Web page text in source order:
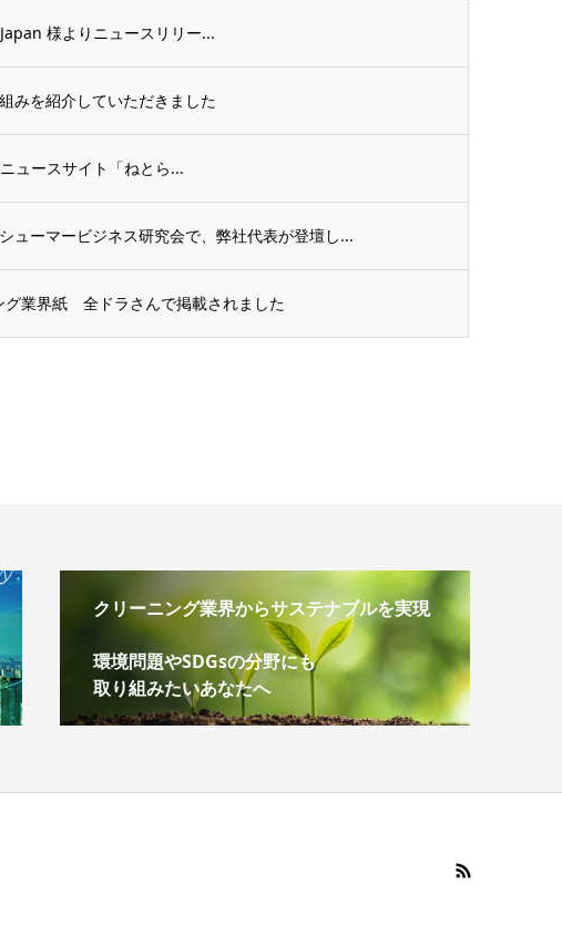
様よりニュースリリー...
みを紹介していただきました
ュースサイト「ねとら...
ューマービジネス研究会で、弊社代表が登壇し...
グ業界紙 全ドラさんで掲載されました
クリーニング業界からサステナブルを実現
環境問題やSDGsの分野にも
取り組みたいあなたへ